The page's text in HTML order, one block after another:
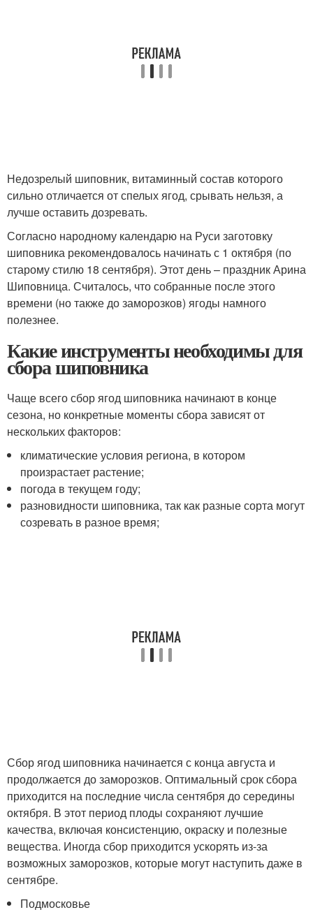
Недозрелый шиповник, витаминный состав которого
сильно отличается от спелых ягод, срывать нельзя, а
лучше оставить дозревать.
Согласно народному календарю на Руси заготовку
шиповника рекомендовалось начинать с 1 октября (по
старому стилю 18 сентября). Этот день – праздник Арина
Шиповница. Считалось, что собранные после этого
времени (но также до заморозков) ягоды намного
полезнее.
Какие инструменты необходимы для
сбора шиповника
Чаще всего сбор ягод шиповника начинают в конце
сезона, но конкретные моменты сбора зависят от
нескольких факторов:
климатические условия региона, в котором
произрастает растение;
погода в текущем году;
разновидности шиповника, так как разные сорта могут
созревать в разное время;
Сбор ягод шиповника начинается с конца августа и
продолжается до заморозков. Оптимальный срок сбора
приходится на последние числа сентября до середины
октября. В этот период плоды сохраняют лучшие
качества, включая консистенцию, окраску и полезные
вещества. Иногда сбор приходится ускорять из-за
возможных заморозков, которые могут наступить даже в
сентябре.
Подмосковье